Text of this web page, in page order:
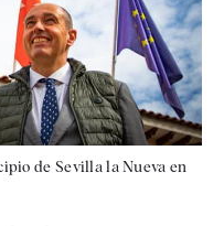
de Sevilla la Nueva en